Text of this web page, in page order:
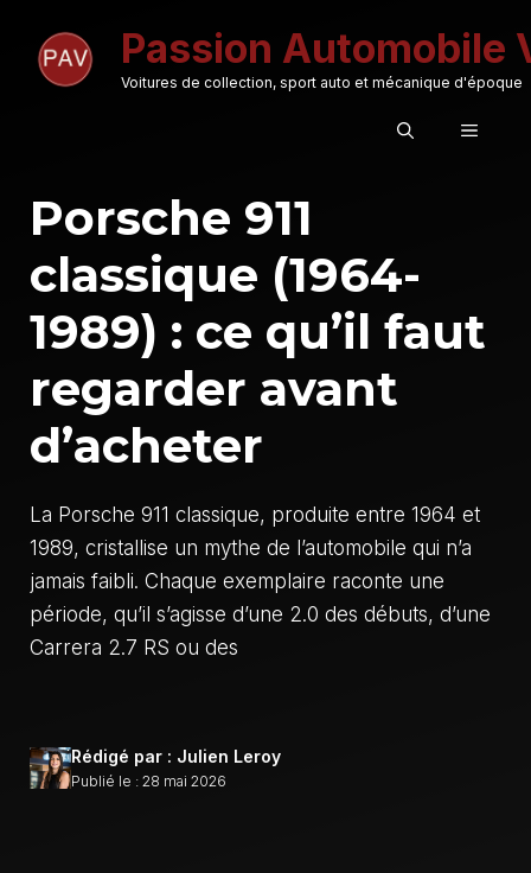
contenu
Passion Automobile
Voitures de collection, sport auto et mécanique d'époque
MENU
Porsche 911
classique (1964-
1989) : ce qu’il faut
regarder avant
d’acheter
La Porsche 911 classique, produite entre 1964 et
1989, cristallise un mythe de l’automobile qui n’a
jamais faibli. Chaque exemplaire raconte une
période, qu’il s’agisse d’une 2.0 des débuts, d’une
Carrera 2.7 RS ou des
Rédigé par : Julien Leroy
Publié le : 28 mai 2026